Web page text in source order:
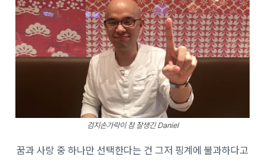
검지손가락이 참 잘생긴 Daniel
꿈과 사랑 중 하나만 선택한다는 건 그저 핑계에 불과하다고